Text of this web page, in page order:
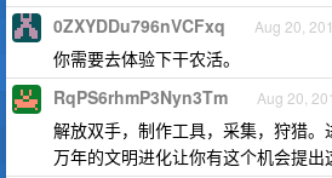
0ZXYDDu796nVCFxq Aug 20,
你需要去体验下干农活。
RqPS6rhmP3Nyn3Tm Aug 20,
解放双手，制作工具，采集，狩猎
万年的文明进化让你有这个机会提出